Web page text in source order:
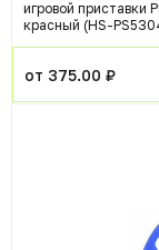
игровой приставки
красный (HS-
от 375.00 ₽